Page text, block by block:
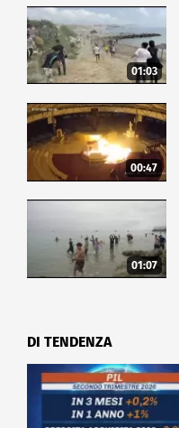
01:03
00:47
01:07
DI TENDENZA